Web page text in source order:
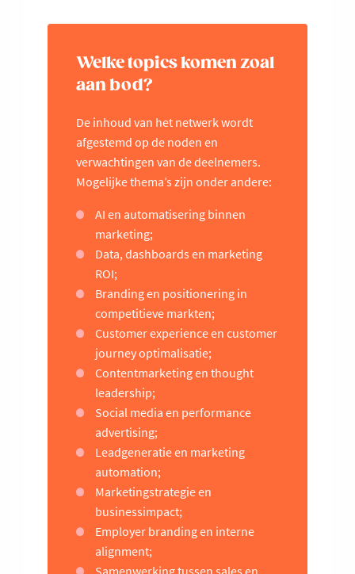
Welke topics komen zoal
aan bod?
De inhoud van het netwerk wordt
afgestemd op de noden en
verwachtingen van de deelnemers.
Mogelijke thema’s zijn onder andere:
AI en automatisering binnen
marketing;
Data, dashboards en marketing
ROI;
Branding en positionering in
competitieve markten;
Customer experience en customer
journey optimalisatie;
Contentmarketing en thought
leadership;
Social media en performance
advertising;
Leadgeneratie en marketing
automation;
Marketingstrategie en
businessimpact;
Employer branding en interne
alignment;